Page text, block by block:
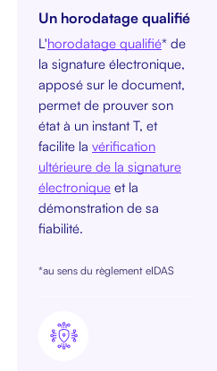
Un horodatage qualifié
L'horodatage qualifié* de
la signature électronique,
apposé sur le document,
permet de prouver son
état à un instant T, et
facilite la vérification
ultérieure de la signature
électronique et la
démonstration de sa
fiabilité.
*au sens du règlement eIDAS